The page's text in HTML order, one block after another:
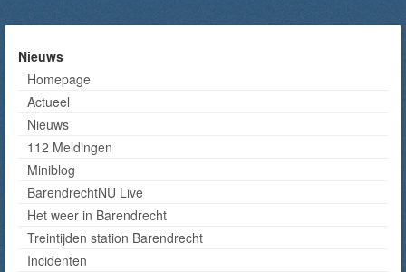
Nieuws
Homepage
Actueel
Nieuws
112 Meldingen
Miniblog
BarendrechtNU Live
Het weer in Barendrecht
Treintijden station Barendrecht
Incidenten